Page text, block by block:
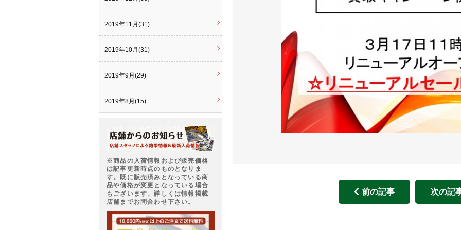
前の記事 次の記
2019年11月(31)
2019年10月(31)
2019年9月(29)
2019年8月(15)
※商品の入荷情報および販売価格
は記事更新時点のものとなりま
す。既に販売済みとなっている商
品や価格が変更となっている場合
もございます。詳しくは情報掲載
店舗までお問合わせ下さい。